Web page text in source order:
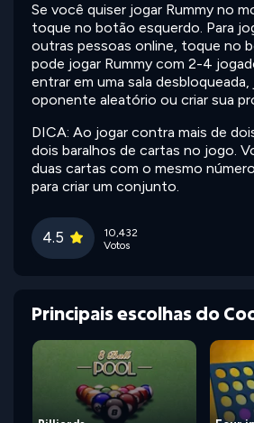
Se você quiser jogar Rummy no
toque no botão esquerdo. Para
outras pessoas online, toque no
pode jogar Rummy com 2-4
entrar em uma sala
oponente aleatório ou criar sua
DICA: Ao jogar contra mais de
dois baralhos de cartas no jogo.
duas cartas com o mesmo
para criar um conjunto.
4.5
10,432
Votos
Principais escolhas do